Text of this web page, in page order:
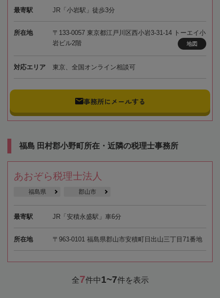
最寄駅 JR「小岩駅」徒歩3分
所在地
〒133-0057 東京都江戸川区西小岩3-31-14 トーエイ小
岩ビル2階
地図
対応エリア 東京、全国オンライン相談可
事務所にメールする
福島 田村郡小野町所在・近隣の税理士事務所
あおぞら税理士法人
福島県 郡山市
最寄駅 JR「安積永盛駅」車6分
所在地 〒963-0101 福島県郡山市安積町日出山三丁目71番地
全7件中1~7件を表示